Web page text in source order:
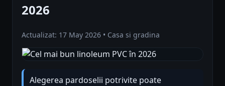
2026
Actualizat: 17 May 2026 • Casa si gradina
Alegerea pardoselii potrivite poate